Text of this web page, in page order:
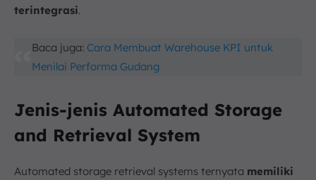
terintegrasi.
Baca juga: Cara Membuat Warehouse KPI untuk
Menilai Performa Gudang
Jenis-jenis Automated Storage
and Retrieval System
Automated storage retrieval systems ternyata memiliki